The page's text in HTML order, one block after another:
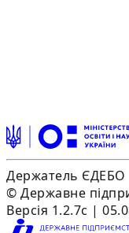
Держатель ЄДЕБО
© Державне
Версія 1.2.7c |